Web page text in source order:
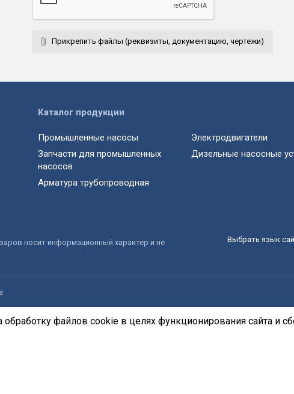
Прикрепить файлы (реквизиты, документацию, чертежи)
Выбрать язык
Каталог продукции
Промышленные насосы
Запчасти для промышленных
насосов
Арматура трубопроводная
Электродвигатели
Дизельные насосные
носит информационный характер и не
файлов cookie в целях функционирования сайта и